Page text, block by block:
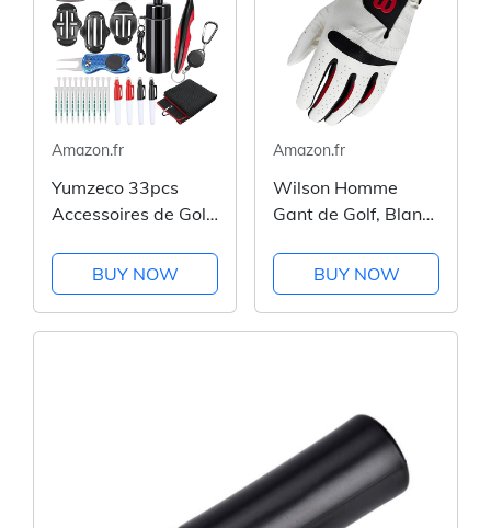
Amazon.fr
Yumzeco 33pcs
Accessoires de Golf,
Nettoyage Club,
Golf Chiffon en
Microfibre, Golf
BUY NOW
Amazon.fr
Wilson Homme
Gant de Golf, Blanc,
BUY NOW